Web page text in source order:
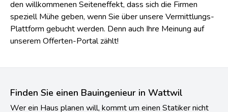
Ausnahmeerscheinung ist. Diese Bewertungen haben auch
den willkommenen Seiteneffekt, dass sich die Firmen
speziell Mühe geben, wenn Sie über unsere Vermittlungs-
Plattform gebucht werden. Denn auch Ihre Meinung auf
Finden Sie einen Bauingenieur in Wattwil